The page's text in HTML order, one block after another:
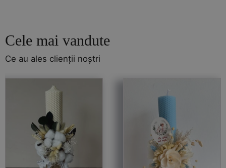
Cele mai vandute
Ce au ales clienții noștri